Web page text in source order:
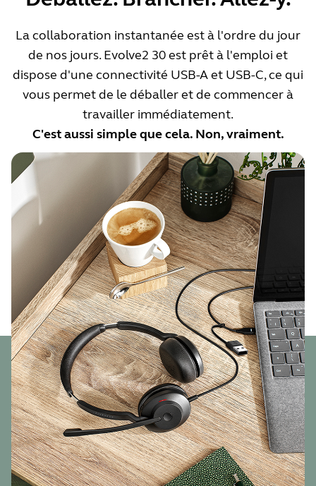
La collaboration instantanée est à l'ordre du jour
de nos jours. Evolve2 30 est prêt à l'emploi et
dispose d'une connectivité USB-A et USB-C, ce qui
vous permet de le déballer et de commencer à
travailler immédiatement.
C'est aussi simple que cela. Non, vraiment.